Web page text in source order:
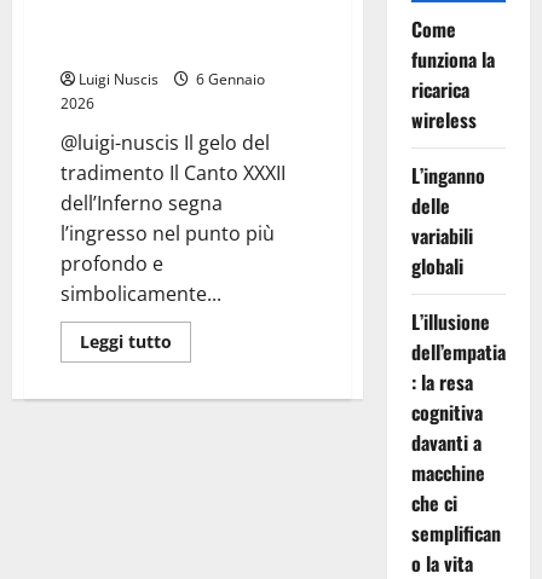
Luigi Nuscis
6 Gennaio
2026
@luigi-nuscis Il gelo del
tradimento Il Canto XXXII
dell’Inferno segna
l’ingresso nel punto più
profondo e
simbolicamente...
Leggi tutto
di
Inferno
Come
funziona la
ricarica
wireless
L’inganno
delle
variabili
globali
L’illusione
dell’empatia
: la resa
cognitiva
davanti a
macchine
che ci
semplifican
o la vita